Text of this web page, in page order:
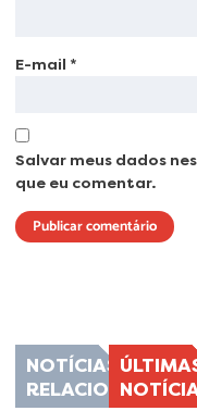
E-mail *
Salvar meus dados
que eu comentar.
NOTÍCIAS
RELACIONADAS